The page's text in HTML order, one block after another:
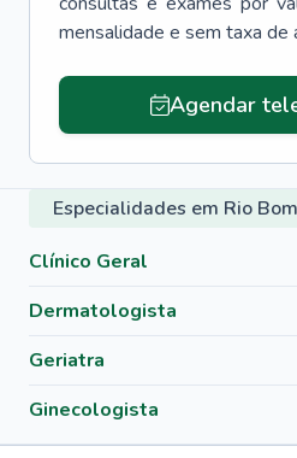
mensalidade e sem taxa de
Agendar
Especialidades em Rio
Clínico Geral
Dermatologista
Geriatra
Ginecologista